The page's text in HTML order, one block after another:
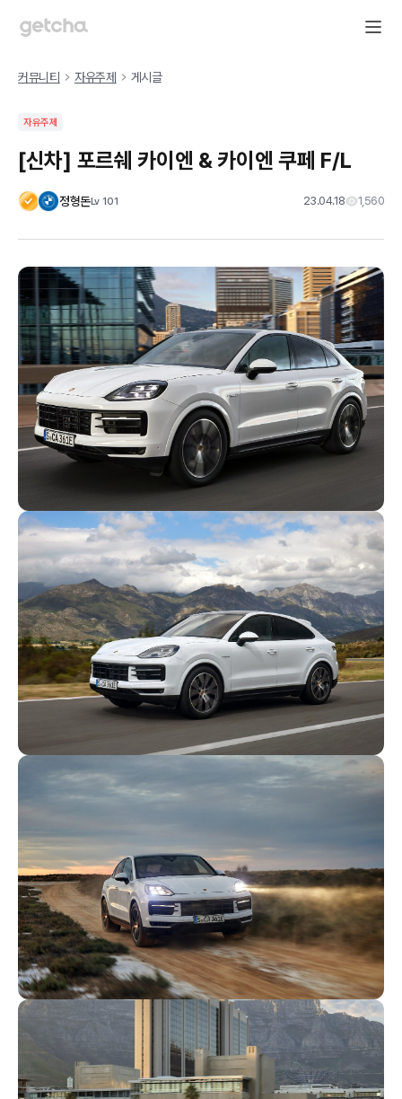
커뮤니티 자유주제 게시글
자유주제
[신차] 포르쉐 카이엔 & 카이엔 쿠페 F/L
정형돈Lv 101 23.04.18 1,560